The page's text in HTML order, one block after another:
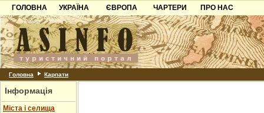
ГОЛОВНА
УКРАЇНА
Карпати
Азов
Причорноморря
Шацьк
ЄВРОПА
Чорногорія
Хорватія
Болгарія
ЧАРТЕРИ
ПРО НАС
Контакти
Партнерам
Додати готель
Головна Карпати
Інформація
Міста і селища